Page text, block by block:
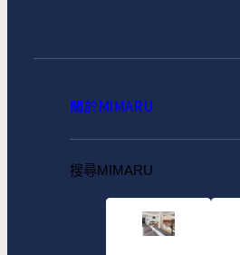
關於MIMARU
搜尋MIMARU